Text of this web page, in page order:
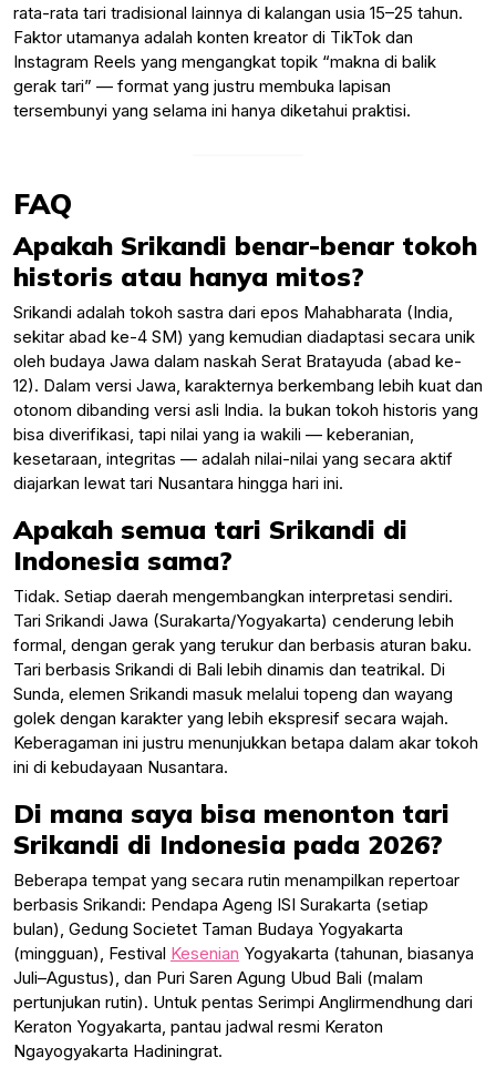
rata-rata tari tradisional lainnya di kalangan usia 15–25 tahun.
Faktor utamanya adalah konten kreator di TikTok dan
Instagram Reels yang mengangkat topik “makna di balik
gerak tari” — format yang justru membuka lapisan
tersembunyi yang selama ini hanya diketahui praktisi.
FAQ
Apakah Srikandi benar-benar tokoh
historis atau hanya mitos?
Srikandi adalah tokoh sastra dari epos Mahabharata (India,
sekitar abad ke-4 SM) yang kemudian diadaptasi secara unik
oleh budaya Jawa dalam naskah Serat Bratayuda (abad ke-
12). Dalam versi Jawa, karakternya berkembang lebih kuat dan
otonom dibanding versi asli India. Ia bukan tokoh historis yang
bisa diverifikasi, tapi nilai yang ia wakili — keberanian,
kesetaraan, integritas — adalah nilai-nilai yang secara aktif
diajarkan lewat tari Nusantara hingga hari ini.
Apakah semua tari Srikandi di
Indonesia sama?
Tidak. Setiap daerah mengembangkan interpretasi sendiri.
Tari Srikandi Jawa (Surakarta/Yogyakarta) cenderung lebih
formal, dengan gerak yang terukur dan berbasis aturan baku.
Tari berbasis Srikandi di Bali lebih dinamis dan teatrikal. Di
Sunda, elemen Srikandi masuk melalui topeng dan wayang
golek dengan karakter yang lebih ekspresif secara wajah.
Keberagaman ini justru menunjukkan betapa dalam akar tokoh
ini di kebudayaan Nusantara.
Di mana saya bisa menonton tari
Srikandi di Indonesia pada 2026?
Beberapa tempat yang secara rutin menampilkan repertoar
berbasis Srikandi: Pendapa Ageng ISI Surakarta (setiap
bulan), Gedung Societet Taman Budaya Yogyakarta
(mingguan), Festival Kesenian Yogyakarta (tahunan, biasanya
Juli–Agustus), dan Puri Saren Agung Ubud Bali (malam
pertunjukan rutin). Untuk pentas Serimpi Anglirmendhung dari
Keraton Yogyakarta, pantau jadwal resmi Keraton
Ngayogyakarta Hadiningrat.